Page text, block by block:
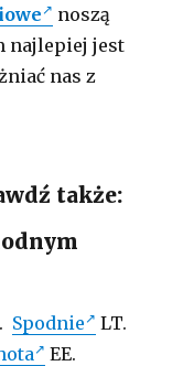
noszą
najlepiej jest
nas z
także:
Spodnie
LT.
EE.